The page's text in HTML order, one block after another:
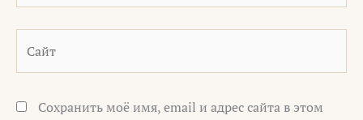
Сохранить моё имя, email и адрес сайта в этом